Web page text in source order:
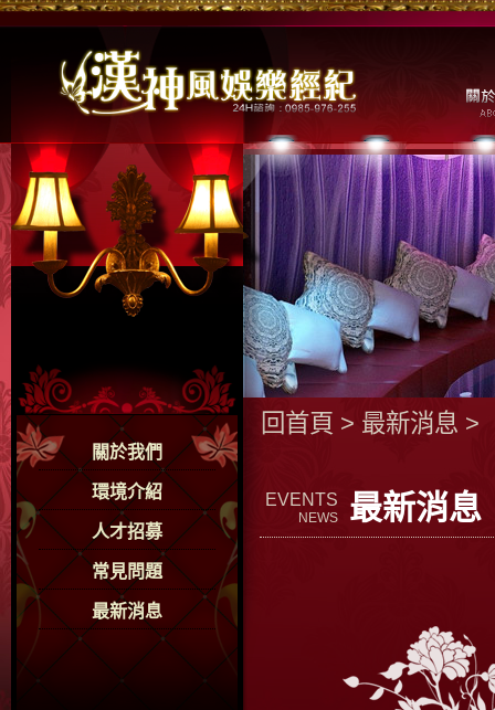
關於我們
環境介紹
人才招募
常見問題
最新消息
回首頁 > 最新消息 >
EVENTS
NEWS 最新消息